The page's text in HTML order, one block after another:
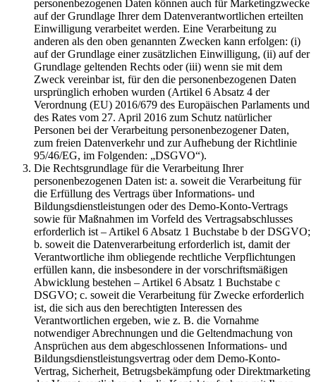
personenbezogenen Daten können auch für Marketingzwecke
auf der Grundlage Ihrer dem Datenverantwortlichen erteilten
Einwilligung verarbeitet werden. Eine Verarbeitung zu
anderen als den oben genannten Zwecken kann erfolgen: (i)
auf der Grundlage einer zusätzlichen Einwilligung, (ii) auf der
Grundlage geltenden Rechts oder (iii) wenn sie mit dem
Zweck vereinbar ist, für den die personenbezogenen Daten
ursprünglich erhoben wurden (Artikel 6 Absatz 4 der
Verordnung (EU) 2016/679 des Europäischen Parlaments und
des Rates vom 27. April 2016 zum Schutz natürlicher
Personen bei der Verarbeitung personenbezogener Daten,
zum freien Datenverkehr und zur Aufhebung der Richtlinie
95/46/EG, im Folgenden: „DSGVO“).
Die Rechtsgrundlage für die Verarbeitung Ihrer
personenbezogenen Daten ist: a. soweit die Verarbeitung für
die Erfüllung des Vertrags über Informations- und
Bildungsdienstleistungen oder des Demo-Konto-Vertrags
sowie für Maßnahmen im Vorfeld des Vertragsabschlusses
erforderlich ist – Artikel 6 Absatz 1 Buchstabe b der DSGVO;
b. soweit die Datenverarbeitung erforderlich ist, damit der
Verantwortliche ihm obliegende rechtliche Verpflichtungen
erfüllen kann, die insbesondere in der vorschriftsmäßigen
Abwicklung bestehen – Artikel 6 Absatz 1 Buchstabe c
DSGVO; c. soweit die Verarbeitung für Zwecke erforderlich
ist, die sich aus den berechtigten Interessen des
Verantwortlichen ergeben, wie z. B. die Vornahme
notwendiger Abrechnungen und die Geltendmachung von
Ansprüchen aus dem abgeschlossenen Informations- und
Bildungsdienstleistungsvertrag oder dem Demo-Konto-
Vertrag, Sicherheit, Betrugsbekämpfung oder Direktmarketing